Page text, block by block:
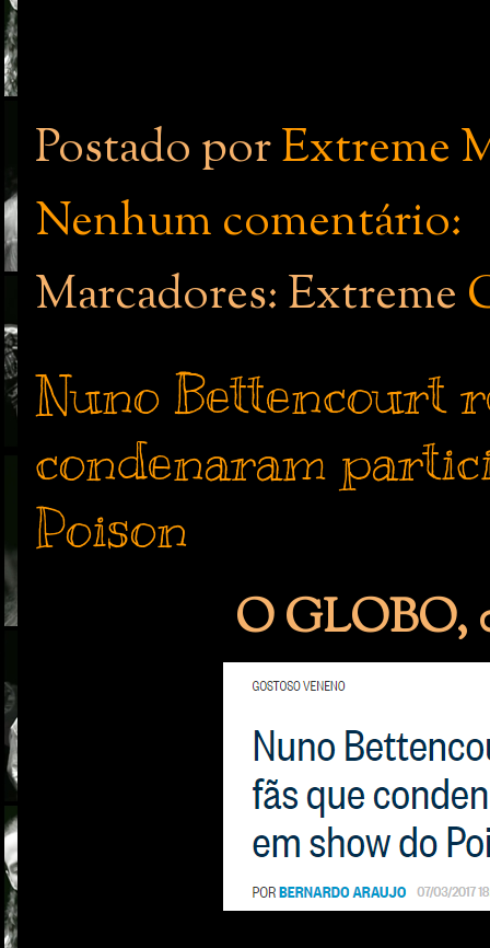
Postado porExtreme
Nenhum comentário:
Marcadores: Extreme
Nuno Bettencourt
condenaram
Poison
O GLOBO,